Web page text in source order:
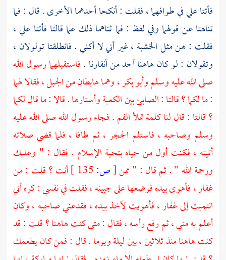
فأتتا علي في طوافهما ، فقلت : أنكحا أحدهما الأخرى . قال : فما
تناهتا عن قولهما وفي لفظ : فما ثناهما ذلك عما قالتا فأتتا علي ،
فقلت : هن مثل الخشبة ، غير أني لا أكني . فانطلقتا تولولان ،
وتقولان : لو كان هاهنا أحد من أنفارنا .فاستقبلهما رسول الله
صلى الله عليه وسلم وأبوبكر ،وهما هابطان من الجبل ، فقالا لهما
: ما لكما ؟ قالتا : الصابئ بينالكعبةوأستارها . قالا : ما قال لكما
؟ قالتا : قال لنا كلمة تملأ الفم . فجاء رسول الله صلى الله عليه
وسلم وصاحبه ، فاستلم الحجر ، ثم طافا ، فلما قضى صلاته
أتيته ، فكنت أول من حياه بتحية الإسلام . فقال : " وعليك
ورحمة الله " . ثم قال : " ممن[ص:
أنت ؟ قلت : من
غفار ،فأهوى بيده فوضعها على جبينه ، فقلت في نفسي : كره أني
انتميت إلىغفار ،فأهويت لآخذ بيده ، فقدعني صاحبه ، وكان
أعلم به مني ، ثم رفع رأسه ، فقال : متى كنت هاهنا ؟ قلت : قد
كنت هاهنا منذ ثلاثين ، بين ليلة ويوما . قال : فمن كان يطعمك